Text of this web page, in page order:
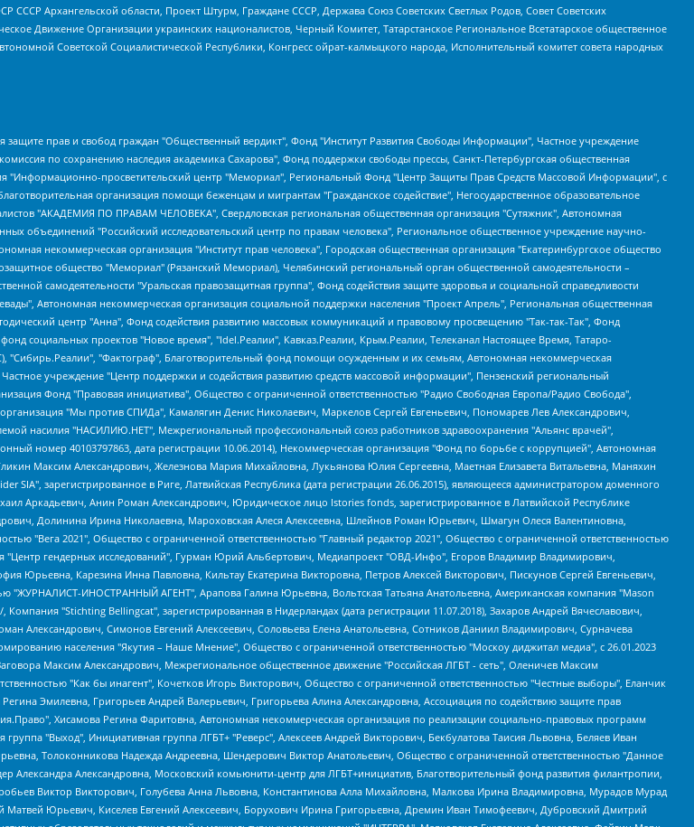
Архангельской области, Проект Штурм, Граждане СССР, Держава Союз Советских Светлых Родов, Совет Советских
Движение Организации украинских националистов, Черный Комитет, Татарстанское Региональное Всетатарское общественное
Советской Социалистической Республики, Конгресс ойрат-калмыцкого народа, Исполнительный комитет совета народных
Николаевна, Мароховская Алеся Алексеевна, Шлейнов Роман Юрьевич, Шмагун Олеся Валентиновна, Общество с ограниченной ответственностью "Альтаир 2021", Общество с ограниченной ответственностью "Вега 2021", Общество с ограниченной ответственностью "Главный редактор 2021", Общество с ограниченной ответственностью "Ромашки монолит", Важенков Артем Валерьевич, Ивановская областная общественная организация "Центр гендерных исследований", Гурман Юрий Альбертович, Медиапроект "ОВД-Инфо", Егоров Владимир Владимирович, Жилинский Владимир Александрович, Общество с ограниченной ответственностью "ЗП", Иванова София Юрьевна, Карезина Инна Павловна, Кильтау Екатерина Викторовна, Петров Алексей Викторович, Пискунов Сергей Евгеньевич, Смирнов Сергей Сергеевич, Тихонов Михаил Сергеевич, Общество с ограниченной ответственностью "ЖУРНАЛИСТ-ИНОСТРАННЫЙ АГЕНТ", Арапова Галина Юрьевна, Вольтская Татьяна Анатольевна, Американская компания "Mason G.E.S. Anonymous Foundation" (США), являющаяся владельцем интернет-издания https://mnews.world/, Компания "Stichting Bellingcat", зарегистрированная в Нидерландах (дата регистрации 11.07.2018), Захаров Андрей Вячеславович, Клепиковская Екатерина Дмитриевна, Общество с ограниченной ответственностью "МЕМО", Перл Роман Александрович, Симонов Евгений Алексеевич, Соловьева Елена Анатольевна, Сотников Даниил Владимирович, Сурначева Елизавета Дмитриевна, Автономная некоммерческая организация по защите прав человека и информированию населения "Якутия – Наше Мнение", Общество с ограниченной ответственностью "Москоу диджитал медиа", с 26.01.2023 Общество с ограниченной ответственностью "Чайка Белые сады", Ветошкина Валерия Валерьевна, Заговора Максим Александрович, Межрегиональное общественное движение "Российская ЛГБТ - сеть", Оленичев Максим Владимирович, Павлов Иван Юрьевич, Скворцова Елена Сергеевна, Общество с ограниченной ответственностью "Как бы инагент", Кочетков Игорь Викторович, Общество с ограниченной ответственностью "Честные выборы", Еланчик Олег Александрович, Общество с ограниченной ответственностью "Нобелевский призыв", Гималова Регина Эмилевна, Григорьев Андрей Валерьевич, Григорьева Алина Александровна, Ассоциация по содействию защите прав призывников, альтернативнослужащих и военнослужащих "Правозащитная группа "Гражданин.Армия.Право", Хисамова Регина Фаритовна, Автономная некоммерческая организация по реализации социально-правовых программ "Лилит", Дальневосточное общественное движение "Маяк", Санкт-Петербургская ЛГБТ-инициативная группа "Выход", Инициативная группа ЛГБТ+ "Реверс", Алексеев Андрей Викторович, Бекбулатова Таисия Львовна, Беляев Иван Михайлович, Владыкина Елена Сергеевна, Гельман Марат Александрович, Никульшина Вероника Юрьевна, Толоконникова Надежда Андреевна, Шендерович Виктор Анатольевич, Общество с ограниченной ответственностью "Данное сообщение", Общество с ограниченной ответственностью Издательский дом "Новая глава", Айнбиндер Александра Александровна, Московский комьюнити-центр для ЛГБТ+инициатив, Благотворительный фонд развития филантропии, Deutsche Welle (Германия, Kurt-Schumacher-Strasse 3, 53113 Bonn), Борзунова Мария Михайловна, Воробьев Виктор Викторович, Голубева Анна Львовна, Константинова Алла Михайловна, Малкова Ирина Владимировна, Мурадов Мурад Абдулгалимович, Осетинская Елизавета Николаевна, Понасенков Евгений Николаевич, Ганапольский Матвей Юрьевич, Киселев Евгений Алексеевич, Борухович Ирина Григорьевна, Дремин Иван Тимофеевич, Дубровский Дмитрий Викторович, Красноярская региональная общественная организация поддержки и развития альтернативных образовательных технологий и межкультурных коммуникаций "ИНТЕРРА", Маяковская Екатерина Алексеевна, Фейгин Марк Захарович, Филимонов Андрей Викторович, Дзугкоева Регина Николаевна, Доброхотов Роман Александрович, Дудь Юрий Александрович, Елкин Сергей Владимирович, Кругликов Кирилл Игоревич, Сабунаева Мария Леонидовна, Семенов Алексей Владимирович, Шаинян Карен Багратович, Шульман Екатерина Михайловна, Асафьев Артур Валерьевич, Вахштайн Виктор Семенович, Венедиктов Алексей Алексеевич, Лушникова Екатерина Евгеньевна, Волков Леонид Михайлович, Невзоров Александр Глебович, Пархоменко Сергей Борисович, Сироткин Ярослав Николаевич, Кара-Мурза Владимир Владимирович, Баранова Наталья Владимировна, Гозман Леонид Яковлевич, Кагарлицкий Борис Юльевич, Климарев Михаил Валерьевич, Милов Владимир Станиславович, Автономная некоммерческая организация Краснодарский центр современного искусства "Типография", Моргенштерн Алишер Тагирович, Соболь Любовь Эдуардовна, Общество с ограниченной ответственностью "ЛИЗА НОРМ", Каспаров Гарри Кимович, Ходорковский Михаил Борисович, Общество с ограниченной ответственностью "Апрельские тезисы", Данилович Ирина Брониславовна, Кашин Олег Владимирович, Петров Николай Владимирович, Пивоваров Алексей Владимирович, Соколов Михаил Владимирович, Цветкова Юлия Владимировна, Чичваркин Евгений Александрович, Комитет против пыток/Команда против пыток, Общество с ограниченной ответственностью "Первый научный", Общество с ограниченной ответственностью "Вертолет и ко", Белоцерковская Вероника Борисовна, Кац Максим Евгеньевич, Лазарева Татьяна Юрьевна, Шаведдинов Руслан Табризович, Яшин Илья Валерьевич, Общество с ограниченной ответственностью "Иноагент ААВ", Алешковский Дмитрий Петрович, Альбац Евгения Марковна, Быков Дмитрий Львович, Галямина Юлия Евгеньевна, Лойко Сергей Леонидович, Мартынов Кирилл Константинович, Медведев Сергей Александрович, Крашенинников Федор Геннадиевич, Гордеева Катерина Вл